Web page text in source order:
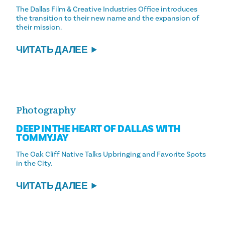
The Dallas Film & Creative Industries Office introduces
the transition to their new name and the expansion of
their mission.
ЧИТАТЬ ДАЛЕЕ
Photography
DEEP IN THE HEART OF DALLAS WITH
TOMMYJAY
The Oak Cliff Native Talks Upbringing and Favorite Spots
in the City.
ЧИТАТЬ ДАЛЕЕ